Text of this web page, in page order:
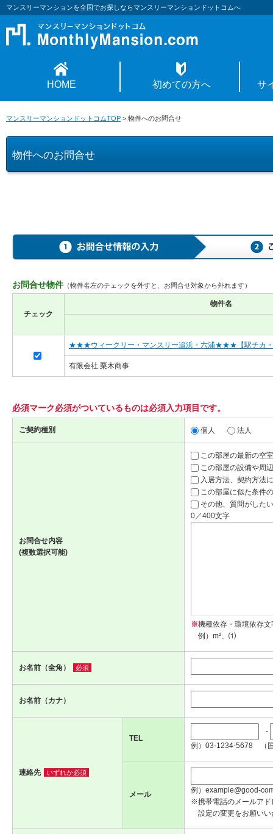
マンスリーマンションを全国でお探しならマンスリーマンションドットコムへ
HOME 初めての方へ サ
マンスリーマンションドットコムTOP > 物件へのお問合せ
物件へのお問合せ
お問合せ物件 （物件名左のチェックを外すと、お問合せ対象から外れます）
チェック
物件名
★★★ウィークリー・マンスリー追浜・六浦★★★【駅チカ・
有限会社 栗木商事
必須マーク必須がついているものは必須入力項目です。
ご契約種別 個人 法人
お問合せ内容
(複数選択可能)
この部屋の最新の空
この部屋の設備や周
入居方法、契約方法
この部屋に似た条件
その他、質問がした
0／400文字
※機種依存・環境依存
例）m²、⑴
お名前（全角） 必須
お名前（カナ）
連絡先 いずれか必須
TEL
-
例）03-1234-5678 （
メール
例）example@good-
※携帯電話のメールアド
設定の変更をお願いい